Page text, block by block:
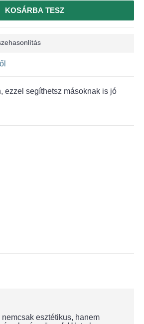
KOSÁRBA TESZ
ezzel segíthetsz másoknak is jó
esztétikus, hanem